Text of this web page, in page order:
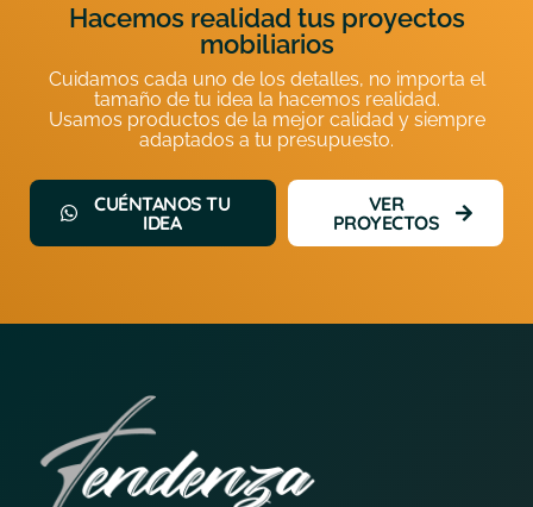
Hacemos realidad tus proyectos
mobiliarios
Cuidamos cada uno de los detalles, no importa el
tamaño de tu idea la hacemos realidad.
Usamos productos de la mejor calidad y siempre
adaptados a tu presupuesto.
CUÉNTANOS TU
IDEA
VER
PROYECTOS